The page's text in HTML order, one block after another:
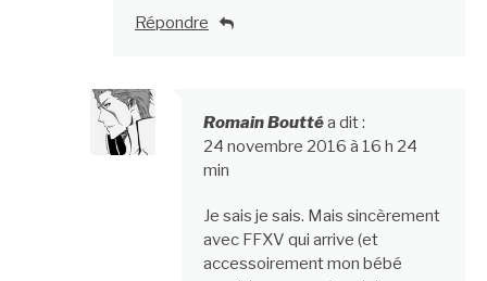
Répondre
Romain Bouttéa dit :
24 novembre 2016 à 16 h 24
min
Je sais je sais. Mais sincèrement
avec FFXV qui arrive (et
accessoirement mon bébé